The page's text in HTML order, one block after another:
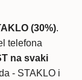
(30%).
telefona
na svaki
- STAKLO i